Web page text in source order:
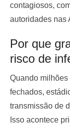
contagiosos,
autoridades nas
Por que
risco de
Quando
fechados,
transmissão de
Isso acontece